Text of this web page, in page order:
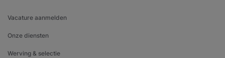
Vacature aanmelden
Onze diensten
Werving & selectie